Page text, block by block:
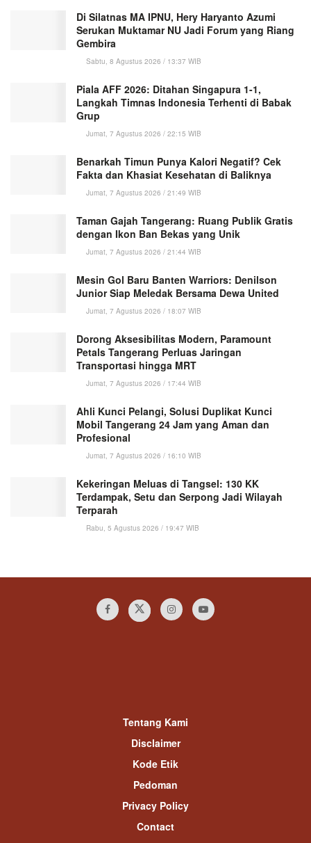
Di Silatnas MA IPNU, Hery Haryanto Azumi
Serukan Muktamar NU Jadi Forum yang Riang
Gembira
Sabtu, 8 Agustus 2026 / 13:37 WIB
Piala AFF 2026: Ditahan Singapura 1-1,
Langkah Timnas Indonesia Terhenti di Babak
Grup
Jumat, 7 Agustus 2026 / 22:15 WIB
Benarkah Timun Punya Kalori Negatif? Cek
Fakta dan Khasiat Kesehatan di Baliknya
Jumat, 7 Agustus 2026 / 21:49 WIB
Taman Gajah Tangerang: Ruang Publik Gratis
dengan Ikon Ban Bekas yang Unik
Jumat, 7 Agustus 2026 / 21:44 WIB
Mesin Gol Baru Banten Warriors: Denilson
Junior Siap Meledak Bersama Dewa United
Jumat, 7 Agustus 2026 / 18:07 WIB
Dorong Aksesibilitas Modern, Paramount
Petals Tangerang Perluas Jaringan
Transportasi hingga MRT
Jumat, 7 Agustus 2026 / 17:44 WIB
Ahli Kunci Pelangi, Solusi Duplikat Kunci
Mobil Tangerang 24 Jam yang Aman dan
Profesional
Jumat, 7 Agustus 2026 / 16:10 WIB
Kekeringan Meluas di Tangsel: 130 KK
Terdampak, Setu dan Serpong Jadi Wilayah
Terparah
Rabu, 5 Agustus 2026 / 19:47 WIB
Tentang Kami
Disclaimer
Kode Etik
Pedoman
Privacy Policy
Contact